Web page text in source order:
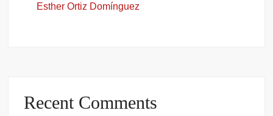
Esther Ortiz Domínguez
Recent Comments